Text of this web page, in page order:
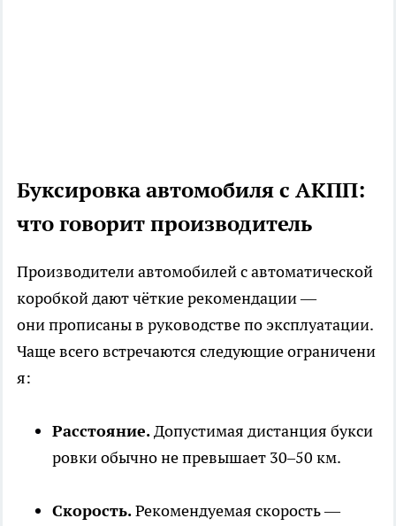
Буксировка автомобиля с АКПП:
что говорит производитель
Производители автомобилей с автоматической
коробкой дают чёткие рекомендации —
они прописаны в руководстве по эксплуатации.
Чаще всего встречаются следующие ограничени
я:
Расстояние.Допустимая дистанция букси
ровки обычно не превышает 30–50 км.
Скорость.Рекомендуемая скорость —